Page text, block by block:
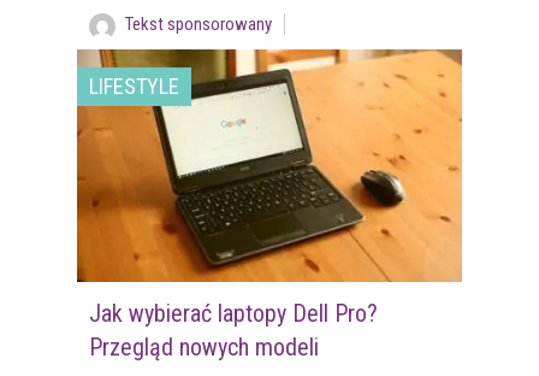
Tekst sponsorowany
LIFESTYLE
Jak wybierać laptopy Dell Pro?
Przegląd nowych modeli